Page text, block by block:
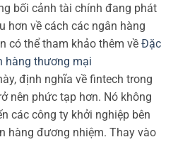
bối cảnh tài chính đang phát
hơn về cách các ngân hàng
có thể tham khảo thêm về Đặc
hàng thương mại
định nghĩa về fintech trong
nên phức tạp hơn. Nó không
các công ty khởi nghiệp bên
hàng đương nhiệm. Thay vào